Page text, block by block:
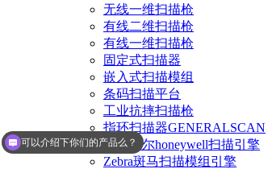
无线一维扫描枪
有线二维扫描枪
有线一维扫描枪
固定式扫描器
嵌入式扫描模组
条码扫描平台
工业抗摔扫描枪
指环扫描器GENERALSCAN
霍尼韦尔honeywell扫描引擎
Zebra斑马扫描模组引擎
可以介绍下你们的产品么？